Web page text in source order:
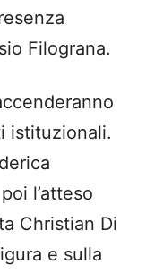
Filograna.
istituzionali.
l’atteso
Christian Di
e sulla